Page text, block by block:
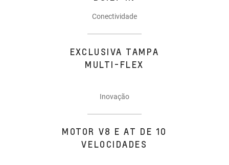
Conectividade
EXCLUSIVA TAMPA
MULTI-FLEX
Inovação
MOTOR V8 E AT DE 10
VELOCIDADES